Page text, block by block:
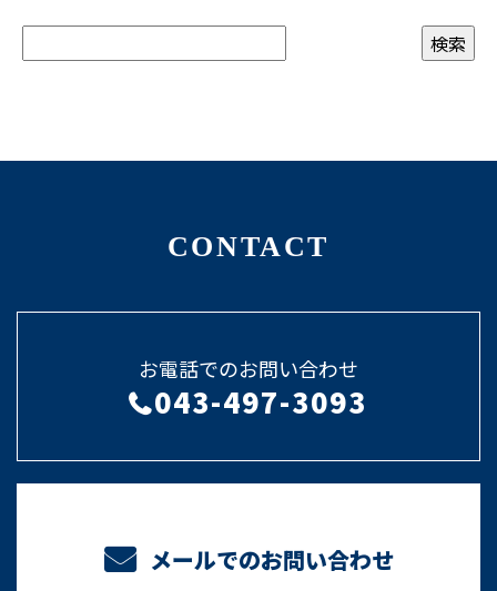
CONTACT
お電話でのお問い合わせ
043-497-3093
メールでのお問い合わせ